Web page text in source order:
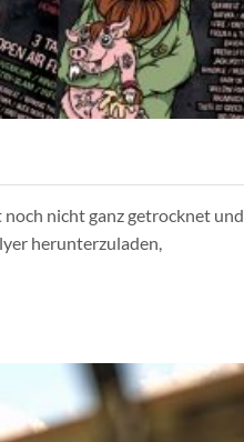
nicht ganz getrocknet und
herunterzuladen,